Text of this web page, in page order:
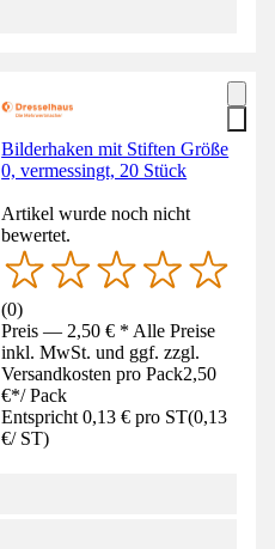
Bilderhaken mit Stiften Größe
0, vermessingt, 20 Stück
Artikel wurde noch nicht
bewertet.
(0)
Preis — 2,50 € * Alle Preise
inkl. MwSt. und ggf. zzgl.
Versandkosten pro Pack2,50
€*/ Pack
Entspricht 0,13 € pro ST(0,13
€/ ST)